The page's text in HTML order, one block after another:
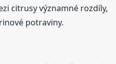
citrusy významné rozdíly,
potraviny.